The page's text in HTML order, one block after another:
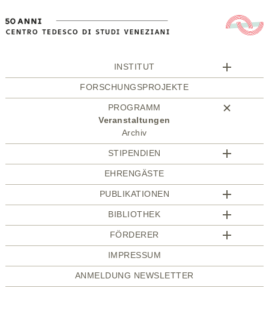
INSTITUT
FORSCHUNGSPROJEKTE
PROGRAMM
Veranstaltungen
Archiv
STIPENDIEN
EHRENGÄSTE
PUBLIKATIONEN
BIBLIOTHEK
FÖRDERER
IMPRESSUM
ANMELDUNG NEWSLETTER